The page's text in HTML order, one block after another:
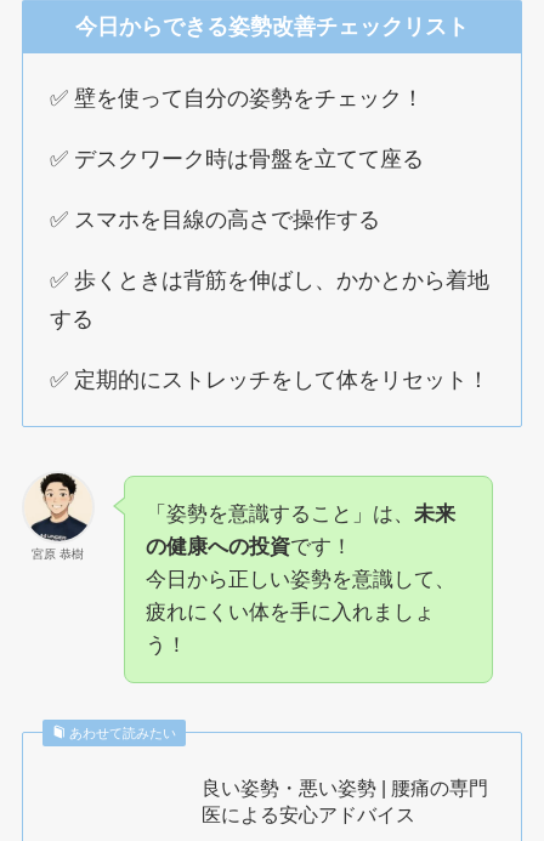
今日からできる姿勢改善チェックリスト
✅ 壁を使って自分の姿勢をチェック！
✅ デスクワーク時は骨盤を立てて座る
✅ スマホを目線の高さで操作する
✅ 歩くときは背筋を伸ばし、かかとから着地
する
✅ 定期的にストレッチをして体をリセット！
宮原 恭樹
「姿勢を意識すること」は、 未来
の健康への投資です！
今日から正しい姿勢を意識して、
疲れにくい体を手に入れましょ
う！
あわせて読みたい
良い姿勢・悪い姿勢 | 腰痛の専門
医による安心アドバイス